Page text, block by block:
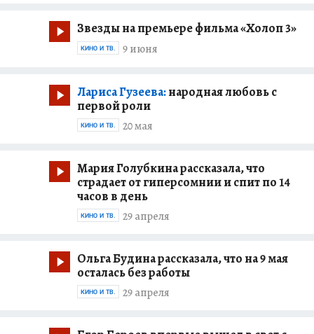
Звезды на премьере фильма «Холоп 3»
9 июня
КИНО И ТВ.
Лариса Гузеева:народная любовь с
первой роли
20 мая
КИНО И ТВ.
Мария Голубкина рассказала, что
страдает от гиперсомнии и спит по 14
часов в день
29 апреля
КИНО И ТВ.
Ольга Будина рассказала, что на 9 мая
осталась без работы
29 апреля
КИНО И ТВ.